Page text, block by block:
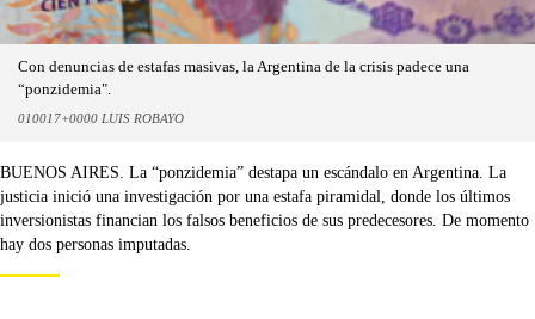
Con denuncias de estafas masivas, la Argentina de la crisis padece una
“ponzidemia".
010017+0000 LUIS ROBAYO
BUENOS AIRES. La “ponzidemia” destapa un escándalo en Argentina. La
justicia inició una investigación por una estafa piramidal, donde los últimos
inversionistas financian los falsos beneficios de sus predecesores. De momento
hay dos personas imputadas.